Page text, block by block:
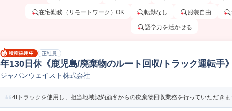
在宅勤務（リモートワーク）OK 転勤なし 服装自由
語学力を活かせる
正社員
年130日休《鹿児島/廃棄物のルート回収/トラック運転手
業
ジャパンウェイスト株式会社
4tトラックを使用し、担当地域契約顧客からの廃棄物回収業務を行っていただき